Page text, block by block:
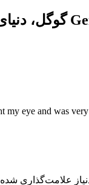
my eye and was
علامت‌گذاری